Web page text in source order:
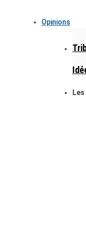
Opinions